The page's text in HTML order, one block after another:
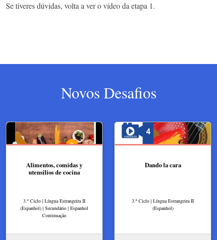
Se tiveres dúvidas, volta a ver o vídeo da etapa 1.
Novos Desafios
Alimentos, comidas y
utensilios de cocina
3.º Ciclo | Língua Estrangeira II
(Espanhol) | Secundário | Espanhol
Continuação
Dando la cara
3.º Ciclo | Língua Estrangeira II
(Espanhol)